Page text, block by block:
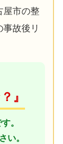
屋市の整
故後リ
』
。
い。